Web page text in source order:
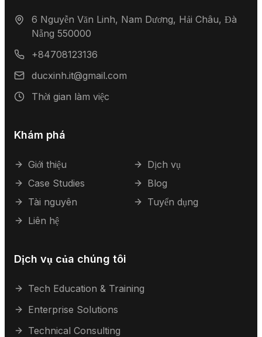
6 Nguyễn Văn Linh, Nam Dương, Hải Châu, Đà
Nẵng 550000
+84708123136
ducxinh.it@gmail.com
Thời gian làm việc
Khám phá
Giới thiệu
Dịch vụ
Case Studies
Blog
Tài nguyên
Tuyển dụng
Liên hệ
Dịch vụ của chúng tôi
Tech Education & Training
Enterprise Solutions
Technical Consulting